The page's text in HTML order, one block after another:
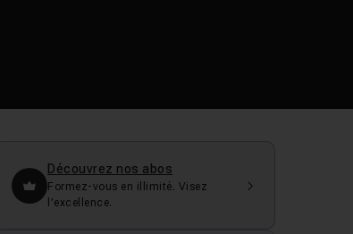
Découvrez nos abos
Formez-vous en illimité. Visez
l’excellence.